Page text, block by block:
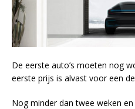
De eerste auto’s moeten nog
eerste prijs is alvast voor een
Nog minder dan twee weken